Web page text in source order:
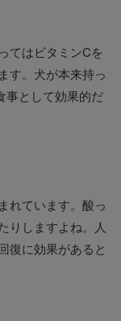
てはビタミンCを
す。犬が本来持っ
事として効果的だ
れています。酸っ
りしますよね。人
復に効果があると